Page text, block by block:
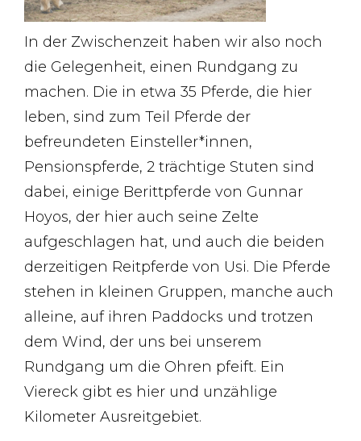
In der Zwischenzeit haben wir also noch
die Gelegenheit, einen Rundgang zu
machen. Die in etwa 35 Pferde, die hier
leben, sind zum Teil Pferde der
befreundeten Einsteller*innen,
Pensionspferde, 2 trächtige Stuten sind
dabei, einige Berittpferde von Gunnar
Hoyos, der hier auch seine Zelte
aufgeschlagen hat, und auch die beiden
derzeitigen Reitpferde von Usi. Die Pferde
stehen in kleinen Gruppen, manche auch
alleine, auf ihren Paddocks und trotzen
dem Wind, der uns bei unserem
Rundgang um die Ohren pfeift. Ein
Viereck gibt es hier und unzählige
Kilometer Ausreitgebiet.